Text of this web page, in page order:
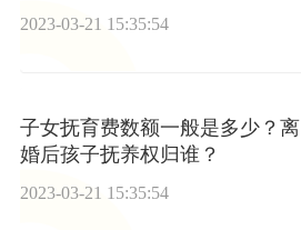
吗？ 全球快报
2023-03-21 15:35:54
子女抚育费数额一般是多少？离
婚后孩子抚养权归谁？
2023-03-21 15:35:54